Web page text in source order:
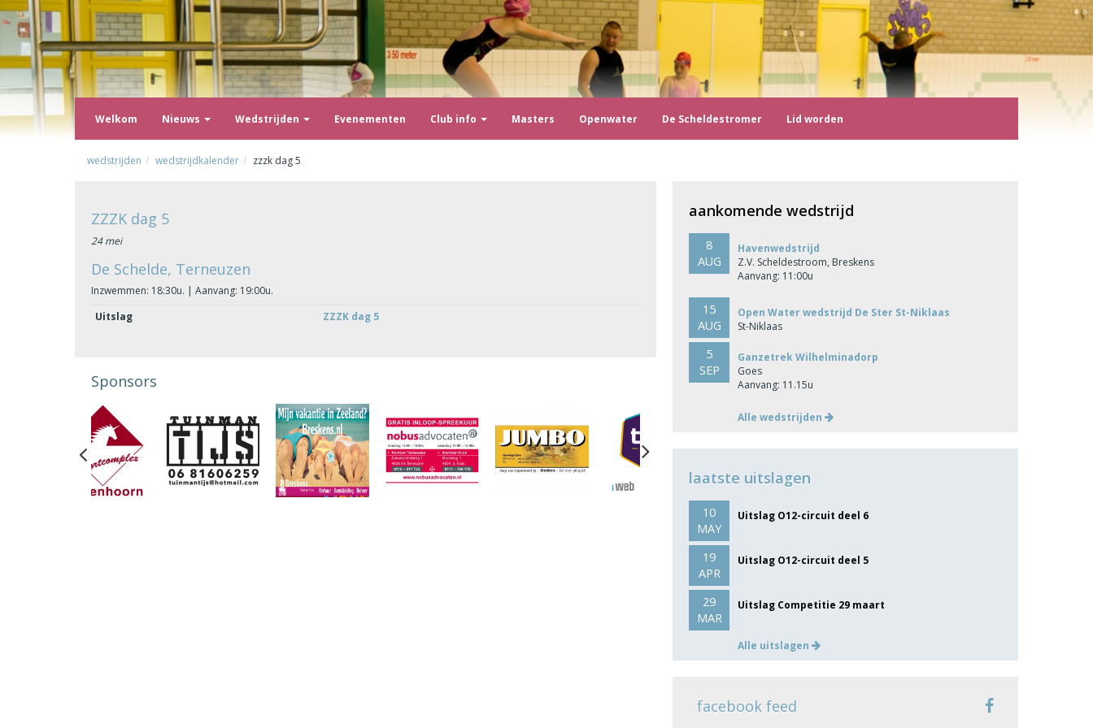
Welkom Nieuws Wedstrijden Evenementen Club info Masters Openwater De Scheldestromer Lid worden
wedstrijden wedstrijdkalender zzzk dag 5
ZZZK dag 5
24 mei
De Schelde, Terneuzen
Inzwemmen: 18:30u. | Aanvang: 19:00u.
Uitslag
ZZZK dag 5
Sponsors
Previous Next
aankomende wedstrijd
8
AUG
Havenwedstrijd
Z.V. Scheldestroom, Breskens
Aanvang: 11:00u
15
AUG
Open Water wedstrijd De Ster St-Niklaas
St-Niklaas
5
SEP
Ganzetrek Wilhelminadorp
Goes
Aanvang: 11.15u
Alle wedstrijden
laatste uitslagen
10
MAY
Uitslag O12-circuit deel 6
19
APR
Uitslag O12-circuit deel 5
29
MAR
Uitslag Competitie 29 maart
Alle uitslagen
facebook feed